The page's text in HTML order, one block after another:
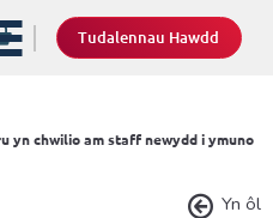
Tudalennau Hawdd
yn chwilio am staff newydd i ymuno
Yn ôl